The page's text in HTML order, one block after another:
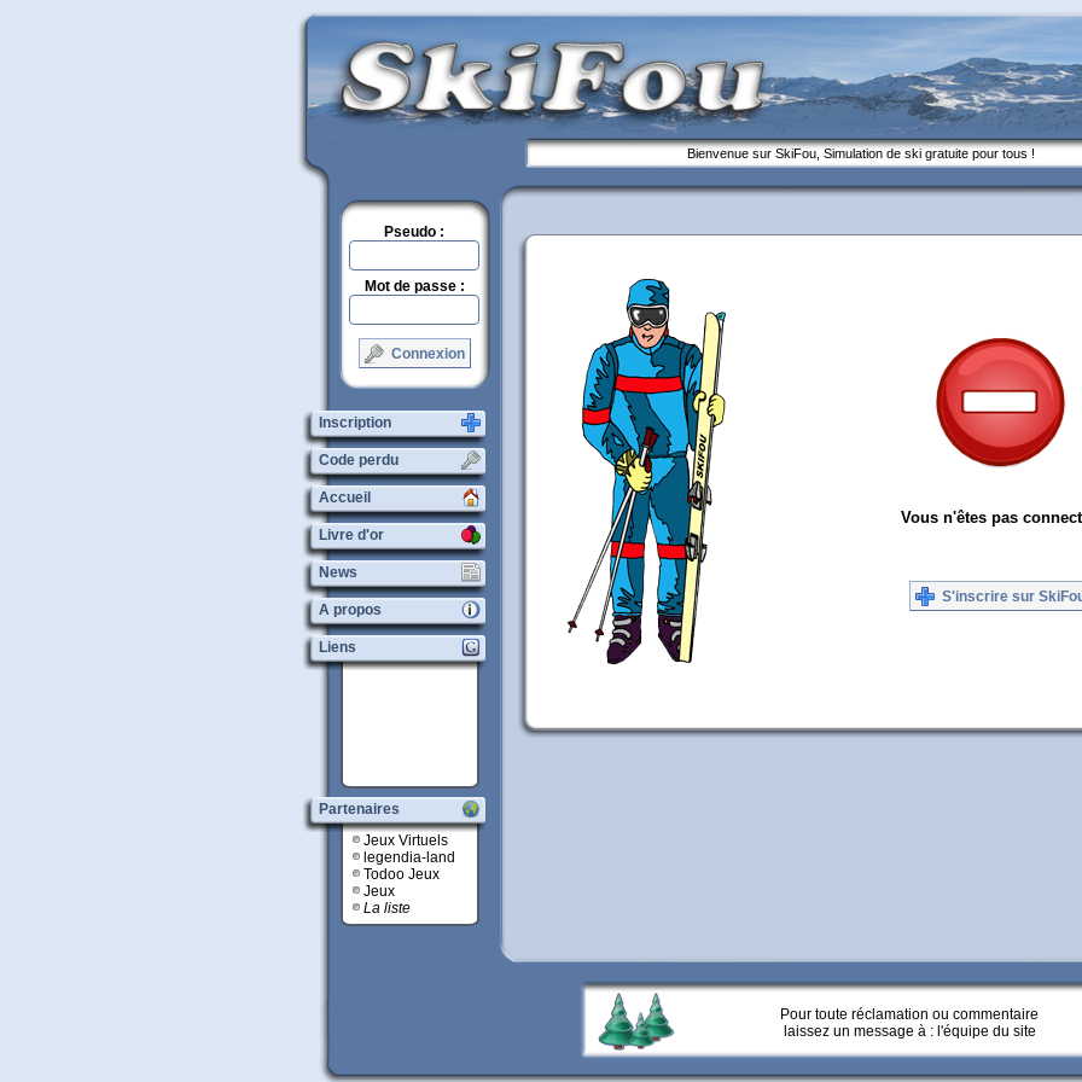
Bienvenue sur SkiFou, Simulation de ski gratuite pour tous !
Vous n'êtes pas
S'inscrire sur
Pseudo :
Mot de passe :
Connexion
Inscription
Code perdu
Accueil
Livre d'or
News
A propos
Liens
Partenaires
Jeux Virtuels
legendia-land
Todoo Jeux
Jeux
La liste
Pour toute réclamation ou commentaire
laissez un message à : l'équipe du site